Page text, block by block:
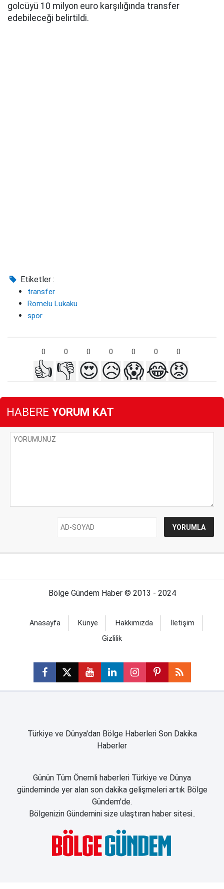
golcüyü 10 milyon euro karşılığında transfer
edebileceği belirtildi.
Etiketler :
transfer
Romelu Lukaku
spor
0 0 0 0 0 0 0
👍 👎 😍😥😱😂😡
HABERE YORUM KAT
Bölge Gündem Haber © 2013 - 2024
Anasayfa Künye Hakkımızda
İletişim
Gizlilik
Türkiye ve Dünya'dan Bölge Haberleri Son Dakika
Haberler
Günün Tüm Önemli haberleri Türkiye ve Dünya
gündeminde yer alan son dakika gelişmeleri artık Bölge
Gündem'de.
Bölgenizin Gündemini size ulaştıran haber sitesi..